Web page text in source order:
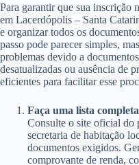
Para garantir que sua
em Lacerdópolis – Santa
e organizar todos os
passo pode parecer simples,
problemas devido a
desatualizadas ou ausência de
eficientes para facilitar esse
Faça uma lista
Consulte o site oficial do
secretaria de habitação
documentos exigidos.
comprovante de renda,